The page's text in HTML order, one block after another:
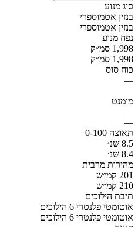
סוג מנוע
בנזין אטמוספרי
בנזין אטמוספרי
נפח מנוע
1,998 סמ״ק
1,998 סמ״ק
כוח סוס
—
—
מומנט
—
—
תאוצה 0-100
8.5 שנ׳
8.4 שנ׳
מהירות מרבית
201 קמ״ש
210 קמ״ש
תיבת הילוכים
אוטומטי פלנטרי 6 הילוכים
אוטומטי פלנטרי 6 הילוכים